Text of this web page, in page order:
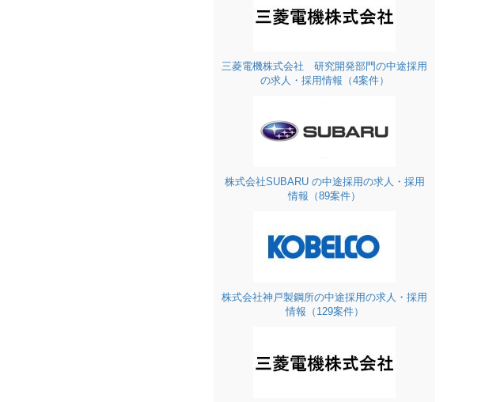
三菱電機株式会社 研究開発部門の中途採用
の求人・採用情報（4案件）
株式会社SUBARU の中途採用の求人・採用
情報（89案件）
株式会社神戸製鋼所の中途採用の求人・採用
情報（129案件）